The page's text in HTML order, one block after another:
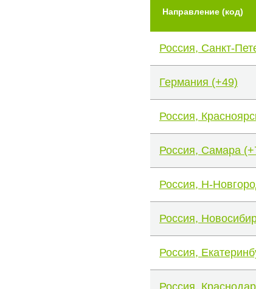
Направление (код)
Россия, Санкт-
Германия (+49)
Россия,
Россия, Самара
Россия, Н-
Россия,
Россия,
Россия,